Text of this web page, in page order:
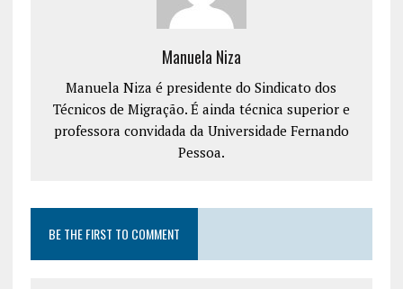
Manuela Niza
Manuela Niza é presidente do Sindicato dos
Técnicos de Migração. É ainda técnica superior e
professora convidada da Universidade Fernando
Pessoa.
BE THE FIRST TO COMMENT